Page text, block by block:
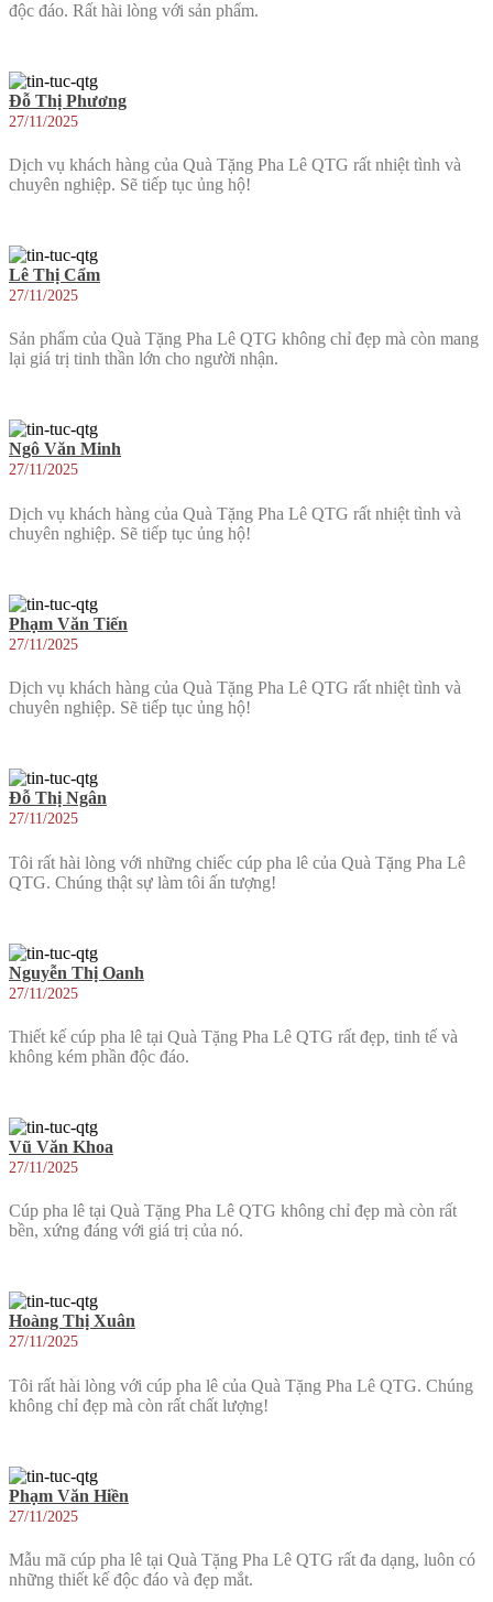
độc đáo. Rất hài lòng với sản phẩm.
Đỗ Thị Phương
27/11/2025
Dịch vụ khách hàng của Quà Tặng Pha Lê QTG rất nhiệt tình và
chuyên nghiệp. Sẽ tiếp tục ủng hộ!
Lê Thị Cẩm
27/11/2025
Sản phẩm của Quà Tặng Pha Lê QTG không chỉ đẹp mà còn mang
lại giá trị tinh thần lớn cho người nhận.
Ngô Văn Minh
27/11/2025
Dịch vụ khách hàng của Quà Tặng Pha Lê QTG rất nhiệt tình và
chuyên nghiệp. Sẽ tiếp tục ủng hộ!
Phạm Văn Tiến
27/11/2025
Dịch vụ khách hàng của Quà Tặng Pha Lê QTG rất nhiệt tình và
chuyên nghiệp. Sẽ tiếp tục ủng hộ!
Đỗ Thị Ngân
27/11/2025
Tôi rất hài lòng với những chiếc cúp pha lê của Quà Tặng Pha Lê
QTG. Chúng thật sự làm tôi ấn tượng!
Nguyễn Thị Oanh
27/11/2025
Thiết kế cúp pha lê tại Quà Tặng Pha Lê QTG rất đẹp, tinh tế và
không kém phần độc đáo.
Vũ Văn Khoa
27/11/2025
Cúp pha lê tại Quà Tặng Pha Lê QTG không chỉ đẹp mà còn rất
bền, xứng đáng với giá trị của nó.
Hoàng Thị Xuân
27/11/2025
Tôi rất hài lòng với cúp pha lê của Quà Tặng Pha Lê QTG. Chúng
không chỉ đẹp mà còn rất chất lượng!
Phạm Văn Hiền
27/11/2025
Mẫu mã cúp pha lê tại Quà Tặng Pha Lê QTG rất đa dạng, luôn có
những thiết kế độc đáo và đẹp mắt.